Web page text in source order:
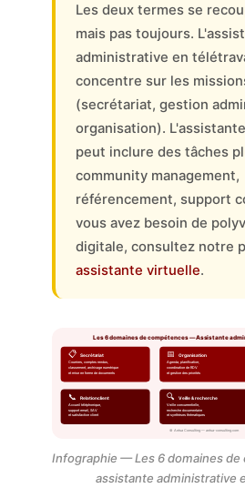
Les deux termes se
mais pas toujours.
administrative en
concentre sur les
(secrétariat, gestion
organisation).
peut inclure des tâches
community management,
référencement, support
vous avez besoin de
digitale, consultez notre
assistante virtuelle.
Les 6 domaines de compétences — Assistante
📋 Secrétariat
Courriers, comptes rendus,
classement, archivage numérique
et mise en forme de documents
📅 Organisation
Agenda, planification,
coordination de RDV
et gestion des priorités
📞 Relation client
Accueil téléphonique,
support email, SAV
et satisfaction client
🔍 Veille & recherche
Veille concurrentielle,
recherche documentaire
et synthèses thématiques
© Antsa Consulting — antsa-consulting.com
Infographie — Les 6 domaines de
assistante administrative